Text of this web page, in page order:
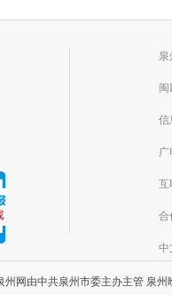
闽
信
广
互
合
中
州网由中共泉州市委主办主管 泉